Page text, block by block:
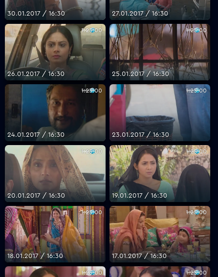
30.01.2017 / 16:30 27.01.2017 / 16:30
1:25:00
26.01.2017 / 16:30
1:25:00
25.01.2017 / 16:30
1:25:00
24.01.2017 / 16:30
1:25:00
23.01.2017 / 16:30
1:25:00
20.01.2017 / 16:30
1:25:00
19.01.2017 / 16:30
1:25:00
18.01.2017 / 16:30
1:25:00
17.01.2017 / 16:30
1:25:00 1:25:00